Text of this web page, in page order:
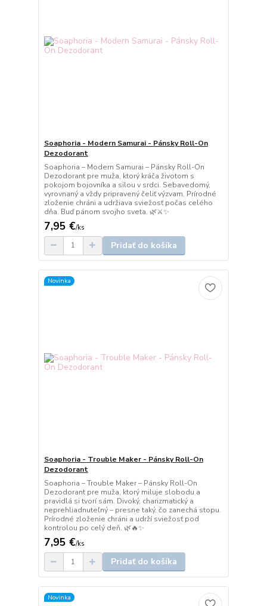
Soaphoria - Modern Samurai - Pánsky Roll-On
Dezodorant
Soaphoria – Modern Samurai – Pánsky Roll-On
Dezodorant pre muža, ktorý kráča životom s
pokojom bojovníka a silou v srdci. Sebavedomý,
vyrovnaný a vždy pripravený čeliť výzvam. Prírodné
zloženie chráni a udržiava sviežosť počas celého
dňa. Buď pánom svojho sveta. 🌿⚔️✨
7,95 €/ks
Pridať do košíka
Novinka
Soaphoria - Trouble Maker - Pánsky Roll-On
Dezodorant
Soaphoria – Trouble Maker – Pánsky Roll-On
Dezodorant pre muža, ktorý miluje slobodu a
pravidlá si tvorí sám. Divoký, charizmatický a
neprehliadnuteľný – presne taký, čo zanechá stopu.
Prírodné zloženie chráni a udrží sviežosť pod
kontrolou po celý deň. 🌿🔥✨
7,95 €/ks
Pridať do košíka
Novinka